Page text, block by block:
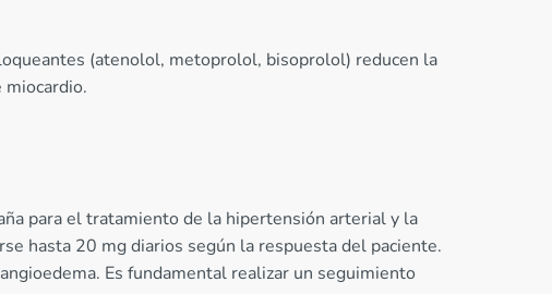
(atenolol, metoprolol, bisoprolol) reducen la
miocardio.
para el tratamiento de la hipertensión arterial y la
hasta 20 mg diarios según la respuesta del paciente.
Es fundamental realizar un seguimiento